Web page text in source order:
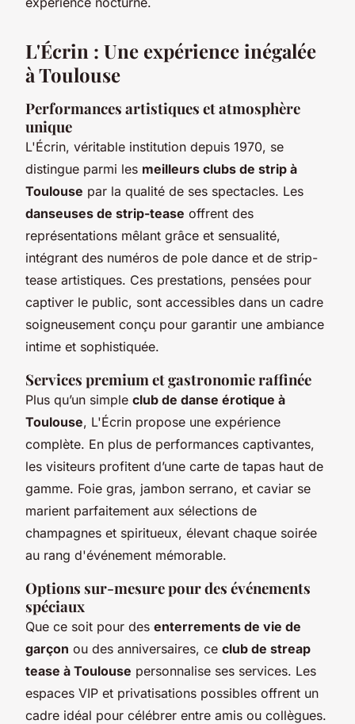
L'Écrin : Une expérience inégalée
à Toulouse
Performances artistiques et atmosphère
unique
L'Écrin, véritable institution depuis 1970, se
distingue parmi les meilleurs clubs de strip à
Toulouse par la qualité de ses spectacles. Les
danseuses de strip-tease offrent des
représentations mêlant grâce et sensualité,
intégrant des numéros de pole dance et de strip-
tease artistiques. Ces prestations, pensées pour
captiver le public, sont accessibles dans un cadre
soigneusement conçu pour garantir une ambiance
intime et sophistiquée.
Services premium et gastronomie raffinée
Plus qu’un simple club de danse érotique à
Toulouse, L'Écrin propose une expérience
complète. En plus de performances captivantes,
les visiteurs profitent d’une carte de tapas haut de
gamme. Foie gras, jambon serrano, et caviar se
marient parfaitement aux sélections de
champagnes et spiritueux, élevant chaque soirée
au rang d'événement mémorable.
Options sur-mesure pour des événements
spéciaux
Que ce soit pour des enterrements de vie de
garçon ou des anniversaires, ce club de streap
tease à Toulouse personnalise ses services. Les
espaces VIP et privatisations possibles offrent un
cadre idéal pour célébrer entre amis ou collègues.